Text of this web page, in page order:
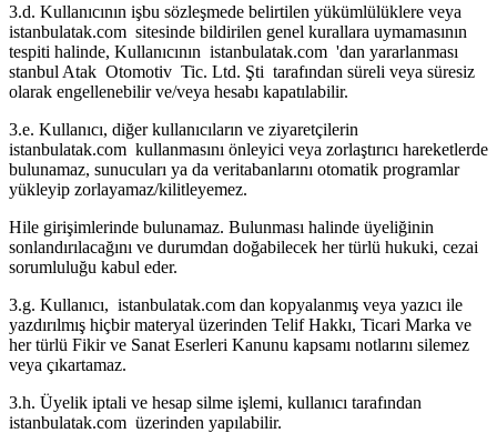
3.d. Kullanıcının işbu sözleşmede belirtilen yükümlülüklere veya
istanbulatak.com sitesinde bildirilen genel kurallara uymamasının
tespiti halinde, Kullanıcının istanbulatak.com 'dan yararlanması
stanbul Atak Otomotiv Tic. Ltd. Şti tarafından süreli veya süresiz
olarak engellenebilir ve/veya hesabı kapatılabilir.
3.e. Kullanıcı, diğer kullanıcıların ve ziyaretçilerin
istanbulatak.com kullanmasını önleyici veya zorlaştırıcı hareketlerde
bulunamaz, sunucuları ya da veritabanlarını otomatik programlar
yükleyip zorlayamaz/kilitleyemez.
Hile girişimlerinde bulunamaz. Bulunması halinde üyeliğinin
sonlandırılacağını ve durumdan doğabilecek her türlü hukuki, cezai
sorumluluğu kabul eder.
3.g. Kullanıcı, istanbulatak.com dan kopyalanmış veya yazıcı ile
yazdırılmış hiçbir materyal üzerinden Telif Hakkı, Ticari Marka ve
her türlü Fikir ve Sanat Eserleri Kanunu kapsamı notlarını silemez
veya çıkartamaz.
3.h. Üyelik iptali ve hesap silme işlemi, kullanıcı tarafından
istanbulatak.com üzerinden yapılabilir.